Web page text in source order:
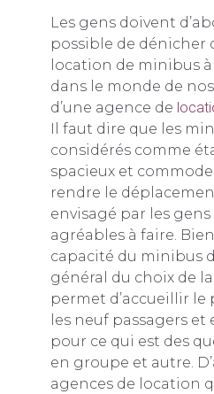
Les gens doivent
possible de dénicher
location de minibus
dans le monde de
d’une agence de
Il faut dire que les
considérés comme
spacieux et
rendre le
envisagé par les
agréables à faire.
capacité du minibus
général du choix de
permet d’accueillir le
les neuf passagers et
pour ce qui est des
en groupe et autre.
agences de location